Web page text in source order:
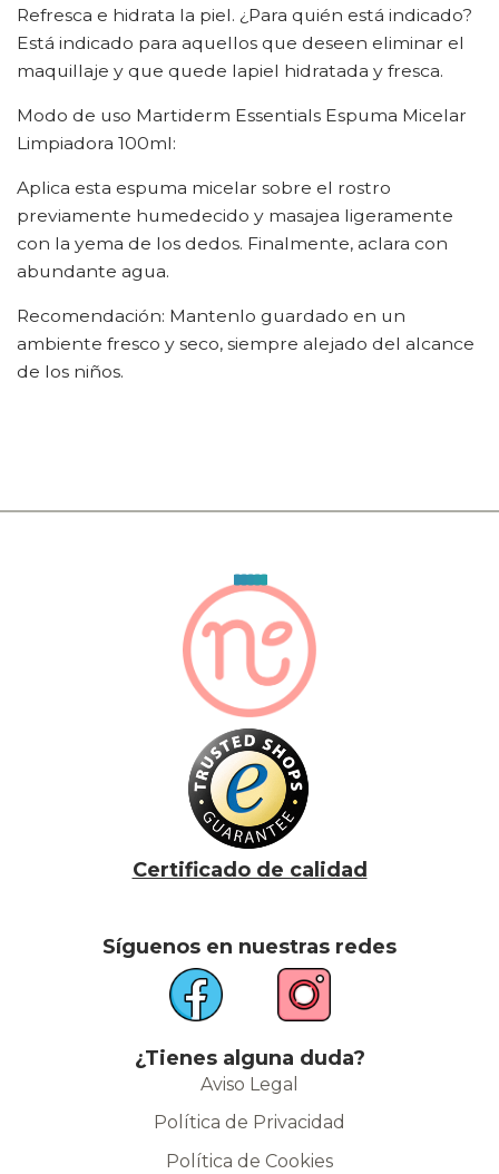
Refresca e hidrata la piel. ¿Para quién está indicado?
Está indicado para aquellos que deseen eliminar el
maquillaje y que quede lapiel hidratada y fresca.
Modo de uso Martiderm Essentials Espuma Micelar
Limpiadora 100ml:
Aplica esta espuma micelar sobre el rostro
previamente humedecido y masajea ligeramente
con la yema de los dedos. Finalmente, aclara con
abundante agua.
Recomendación: Mantenlo guardado en un
ambiente fresco y seco, siempre alejado del alcance
de los niños.
Certificado de calidad
Síguenos en nuestras redes
¿Tienes alguna duda?
Aviso Legal
Política de Privacidad
Política de Cookies